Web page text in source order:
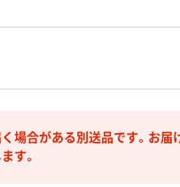
場合がある別送品です。お届
す。